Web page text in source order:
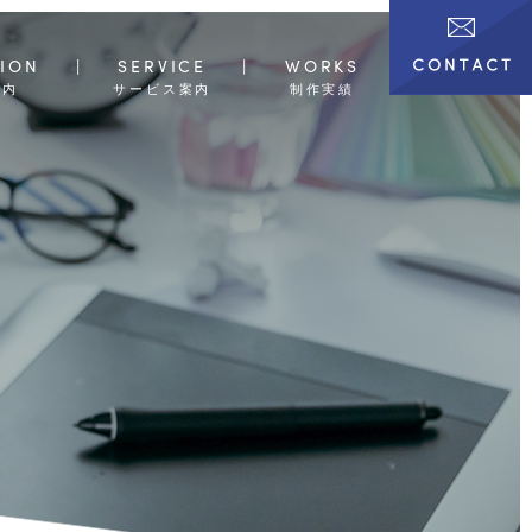
SERVICE
サービス案内
WORKS
制作実績